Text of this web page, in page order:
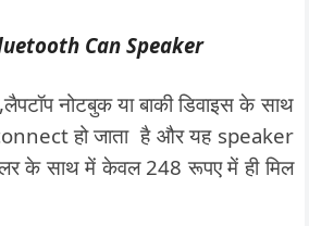
Can Speaker
नोटबुक या बाकी डिवाइस के साथ
हो जाता है और यह speaker
के साथ में केवल 248 रूपए में ही मिल